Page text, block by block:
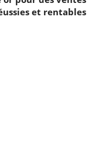
et rentables